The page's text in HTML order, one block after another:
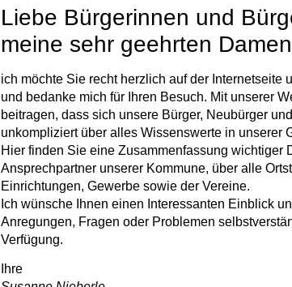
Liebe Bürgerinnen und
meine sehr geehrten
ich möchte Sie recht herzlich auf der Internetseite
und bedanke mich für Ihren Besuch. Mit unserer
beitragen, dass sich unsere Bürger, Neubürger
unkompliziert über alles Wissenswerte in unserer
Hier finden Sie eine Zusammenfassung wichtiger
Ansprechpartner unserer Kommune, über alle
Einrichtungen, Gewerbe sowie der Vereine.
Ich wünsche Ihnen einen Interessanten Einblick
Anregungen, Fragen oder Problemen
Verfügung.
Ihre